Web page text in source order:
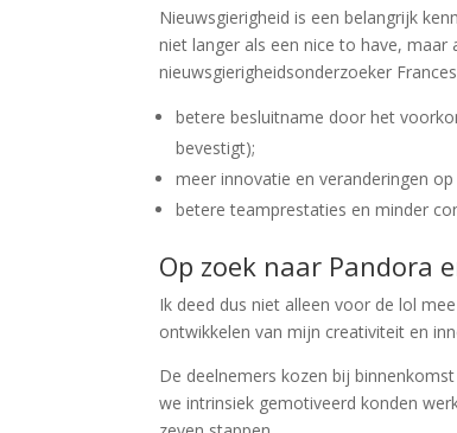
Nieuwsgierigheid is een belangrijk
niet langer als een nice to have,
nieuwsgierigheidsonderzoeker
betere besluitname door het
bevestigt);
meer innovatie en veranderingen
betere teamprestaties en minder
Op zoek naar Pandora
Ik deed dus niet alleen voor de lol
ontwikkelen van mijn creativiteit en
De deelnemers kozen bij
we intrinsiek gemotiveerd konden